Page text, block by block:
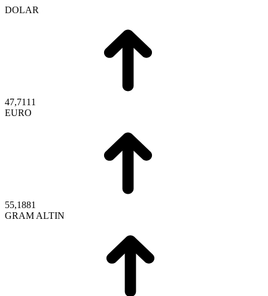
DOLAR
47,7111
EURO
55,1881
GRAM ALTIN